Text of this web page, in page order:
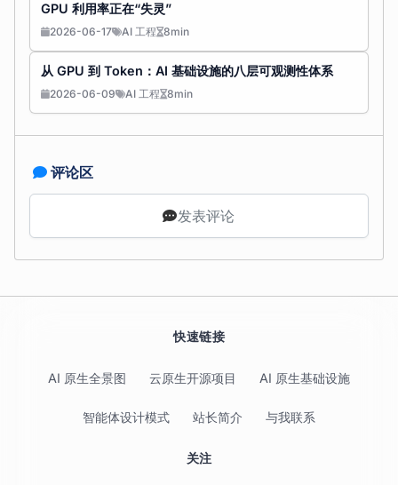
GPU 利用率正在“失灵”
2026-06-17 AI 工程 8min
从 GPU 到 Token：AI 基础设施的八层可观测性体系
2026-06-09 AI 工程 8min
评论区
发表评论
快速链接
AI 原生全景图 云原生开源项目 AI 原生基础设施
智能体设计模式 站长简介 与我联系
关注